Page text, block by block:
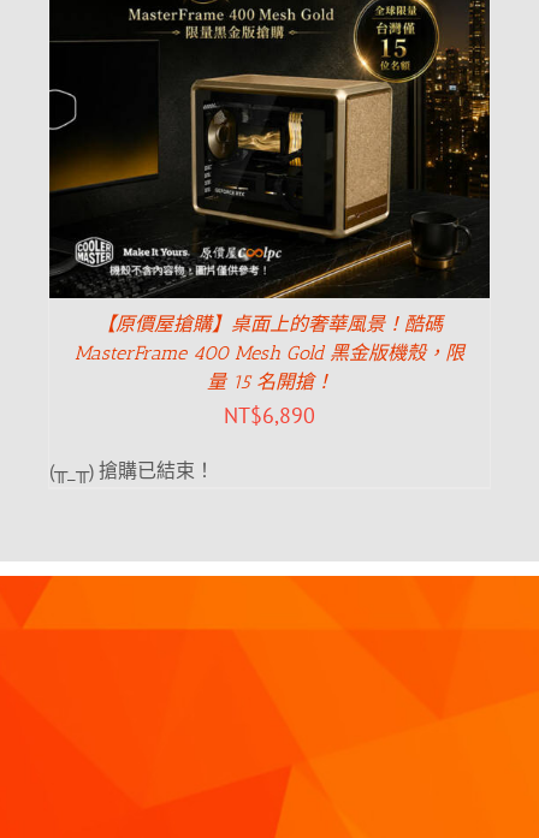
【原價屋搶購】桌面上的奢華風景！酷碼
MasterFrame 400 Mesh Gold 黑金版機殼，限
量 15 名開搶！
NT$6,890
(╥_╥) 搶購已結束！